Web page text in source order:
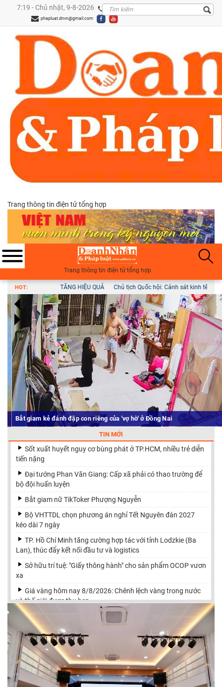
7:19 - Chủ nhật, 9-8-2026 0909299288
phapluat.dnvn@gmail.com
Trang thông tin điện tử tổng hợp
Trang thông tin điện tử tổng hợp
HOT:
Quốc hội: Cảnh sát kinh tế là 'thanh bảo kiếm' chống tội phạm Bắt giam kẻ
Bắt giam kẻ đánh đập con riêng của 'vợ hờ' ở Đồng Nai
TIN MỚI
Sốt xuất huyết nguy cơ bùng phát ở TP.HCM, nhiều trẻ diễn
tiến nặng
Đại tướng Phan Văn Giang: Cấp xã phải có thao trường để
bộ đội huấn luyện
Bắt giam nữ TikToker Phượng Nguyễn
Bộ VHTTDL chọn phương án nghỉ Tết Nguyên đán 2027
kéo dài 7 ngày
TP. Hồ Chí Minh tăng cường hợp tác với tỉnh Lodzkie (Ba
Lan), thúc đẩy kết nối đầu tư và logistics
Sở hữu trí tuệ: "Giấy thông hành" cho sản phẩm OCOP vươn
xa
Giá vàng hôm nay 8/8/2026: Chênh lệch vàng trong nước
và thế giới được thu hẹp
Ông Trump ký sắc lệnh chặn ý định 'du lịch sinh con lấy
quốc tịch Mỹ'
Tổng Bí thư, Chủ tịch nước: Hà Nội nay mai phải có ô tô
bay, taxi bay
Nhiều cảnh sát có mặt tại khu vực nhà Huấn 'Hoa Hồng' ở
Hà Nội